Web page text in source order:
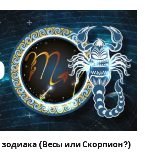
зодиака (Весы или Скорпион?)